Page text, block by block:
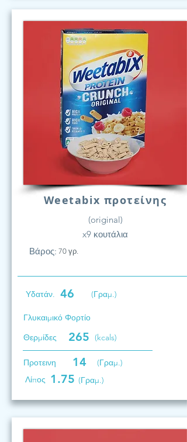
Weetabix προτείνης
(original)
x9 κουτάλια
Βάρος: 70 γρ.
Υδατάν. 46 (Γραμ.)
Γλυκαιμικό Φορτίο
Θερμίδες
265 (kcals)
Προτεινη 14
(Γραμ.)
Λίπος 1.75 (Γραμ.)